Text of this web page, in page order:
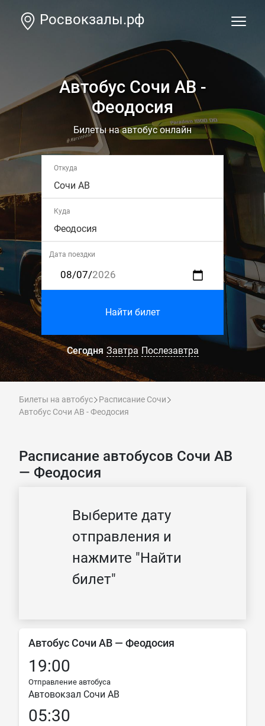
Росвокзалы.рф
Автобус Сочи АВ -
Феодосия
Билеты на автобус онлайн
Откуда
Сочи АВ
Куда
Феодосия
Дата поездки
Найти билет
Сегодня Завтра Послезавтра
Билеты на автобус
Расписание Сочи
Автобус Сочи АВ - Феодосия
Расписание автобусов Сочи АВ
— Феодосия
Выберите дату
отправления и
нажмите "Найти
билет"
Автобус Сочи АВ — Феодосия
19:00
Отправление автобуса
Автовокзал Сочи АВ
05:30